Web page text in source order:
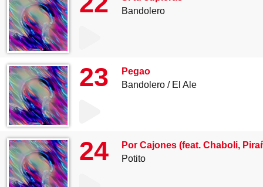
Bandolero
23
Pegao
Bandolero
El Ale
24
Por Cajones (feat. Chaboli,
Potito